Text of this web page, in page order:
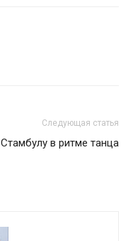
Следующая статья
в ритме танца